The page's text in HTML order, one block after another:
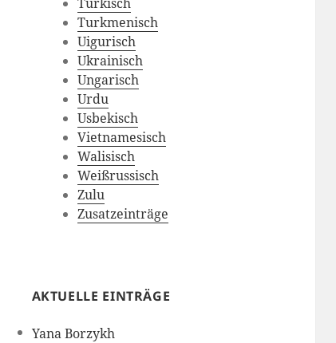
Turkmenisch
Uigurisch
Ukrainisch
Ungarisch
Urdu
Usbekisch
Vietnamesisch
Walisisch
Weißrussisch
Zulu
Zusatzeinträge
AKTUELLE EINTRÄGE
Yana Borzykh